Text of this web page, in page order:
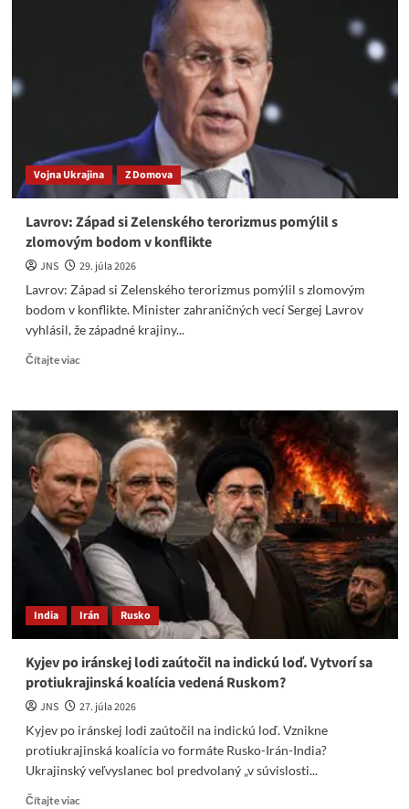
Vojna Ukrajina Z Domova
Lavrov: Západ si Zelenského terorizmus pomýlil s
zlomovým bodom v konflikte
JNS
29. júla 2026
Lavrov: Západ si Zelenského terorizmus pomýlil s zlomovým
bodom v konflikte. Minister zahraničných vecí Sergej Lavrov
vyhlásil, že západné krajiny...
Čítajte viacRead
Lavrov:
Západ
si
Zelenského
terorizmus
pomýlil
s
zlomovým
bodom
konflikte
India Irán Rusko
Kyjev po iránskej lodi zaútočil na indickú loď. Vytvorí sa
protiukrajinská koalícia vedená Ruskom?
JNS
27. júla 2026
Kyjev po iránskej lodi zaútočil na indickú loď. Vznikne
protiukrajinská koalícia vo formáte Rusko-Irán-India?
Ukrajinský veľvyslanec bol predvolaný „v súvislosti...
Čítajte viacRead